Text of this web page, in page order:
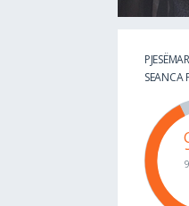
SEANCA